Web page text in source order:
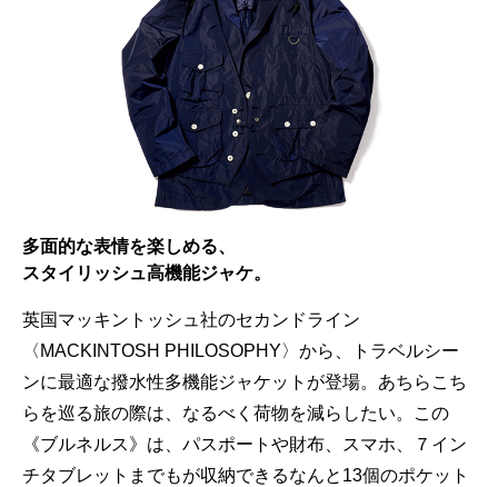
多面的な表情を楽しめる、
スタイリッシュ高機能ジャケ。
英国マッキントッシュ社のセカンドライン
〈MACKINTOSH PHILOSOPHY〉から、トラベルシー
ンに最適な撥水性多機能ジャケットが登場。あちらこち
らを巡る旅の際は、なるべく荷物を減らしたい。この
《ブルネルス》は、パスポートや財布、スマホ、７イン
チタブレットまでもが収納できるなんと13個のポケット